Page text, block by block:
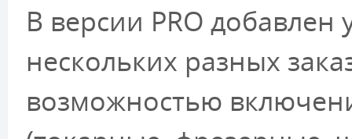
В версии PRO добавлен
нескольких разных
возможностью